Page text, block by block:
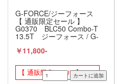
G-FORCE/ジーフォース
【 通販限定セール 】
G0370 BLC50 Combo-T
13.5T ジーフォース / G-
￥11,800-
【 通販限定セール 】